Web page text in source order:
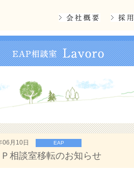
06月10日 EAP
Ｐ相談室移転のお知らせ